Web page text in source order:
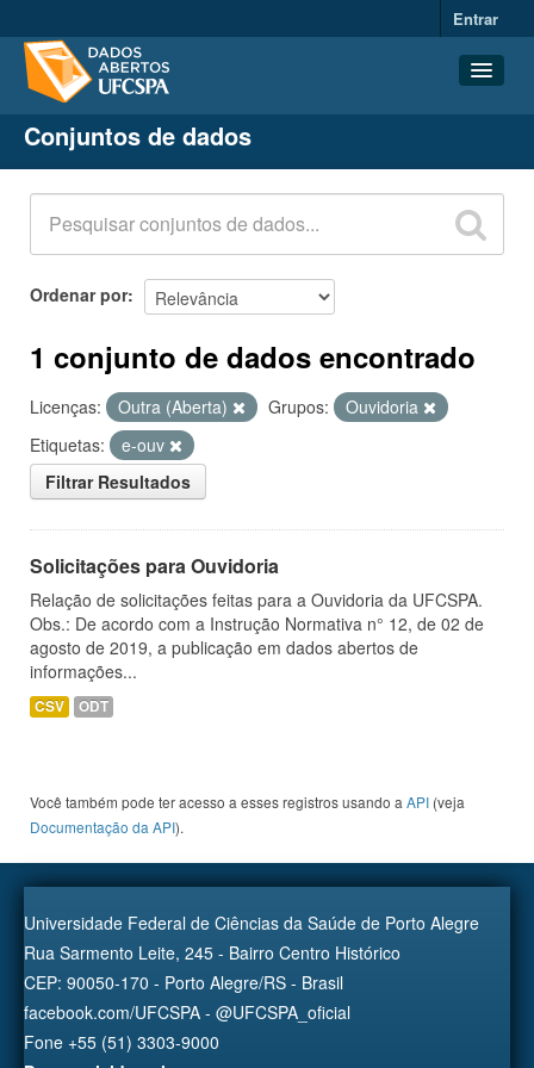
Entrar
Conjuntos de dados
Organizações
Grupos
Sobre
Conjuntos de dados
Ordenar por
1 conjunto de dados encontrado
Licenças: Outra (Aberta) Grupos:
Ouvidoria
Etiquetas:
e-ouv
Filtrar Resultados
Solicitações para Ouvidoria
Relação de solicitações feitas para a Ouvidoria da UFCSPA.
Obs.: De acordo com a Instrução Normativa n° 12, de 02 de
agosto de 2019, a publicação em dados abertos de
informações...
CSV ODT
Você também pode ter acesso a esses registros usando a API (veja
Documentação da API).
Universidade Federal de Ciências da Saúde de Porto Alegre
Rua Sarmento Leite, 245 - Bairro Centro Histórico
CEP: 90050-170 - Porto Alegre/RS - Brasil
facebook.com/UFCSPA - @UFCSPA_oficial
Fone +55 (51) 3303-9000